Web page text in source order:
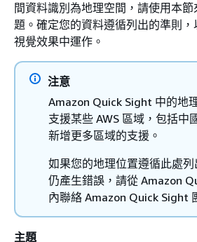
間資料識別為地理空間，請使用本
題。確定您的資料遵循列出的準則
視覺效果中運作。
注意
Amazon Quick Sight 中的地
支援某些 AWS 區域，包括中
新增更多區域的支援。
如果您的地理位置遵循此處
仍產生錯誤，請從 Amazon
內聯絡 Amazon Quick Sight
主題